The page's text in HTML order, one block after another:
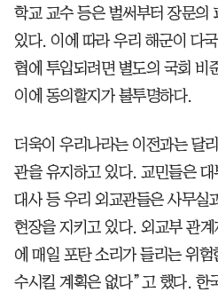
학교 교수 등은 벌써부터 장문의
있다. 이에 따라 우리 해군이 다
협에 투입되려면 별도의 국회 비
이에 동의할지가 불투명하다.
더욱이 우리나라는 이전과는 달
관을 유지하고 있다. 교민들은
대사 등 우리 외교관들은 사무실
현장을 지키고 있다. 외교부 관
에 매일 포탄 소리가 들리는 위
수시킬 계획은 없다”고 했다. 한